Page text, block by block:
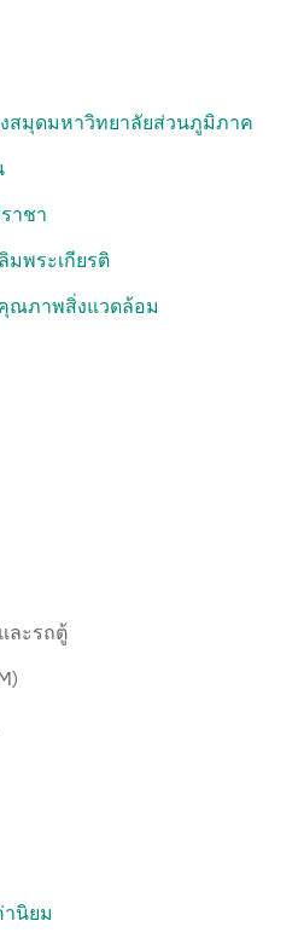
งสมุดมหาวิทยาลัยส่วนภูมิภาค
าชา
มพระเกียรติ
ณภาพสิ่งแวดล้อม
ละรถตู้
นิยม